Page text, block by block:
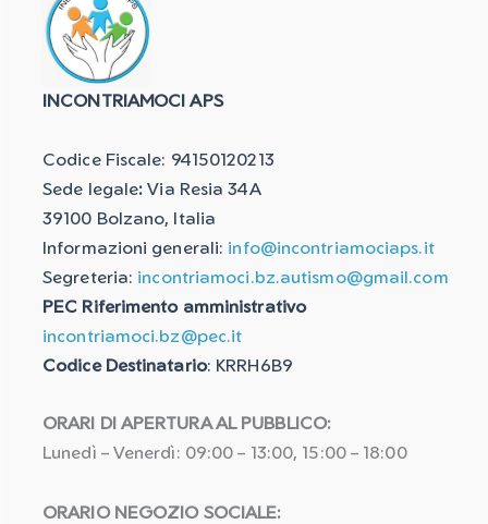
INCONTRIAMOCI APS
Codice Fiscale: 94150120213
Sede legale: Via Resia 34A
39100 Bolzano, Italia
Informazioni generali: info@incontriamociaps.it
Segreteria: incontriamoci.bz.autismo@gmail.com
PEC Riferimento amministrativo
incontriamoci.bz@pec.it
Codice Destinatario: KRRH6B9
ORARI DI APERTURA AL PUBBLICO:
Lunedì – Venerdì: 09:00 – 13:00, 15:00 – 18:00
ORARIO NEGOZIO SOCIALE: